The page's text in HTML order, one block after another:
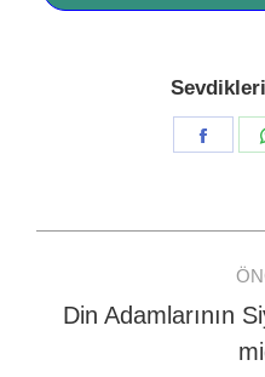
Share
navigation
Din Adamlarının